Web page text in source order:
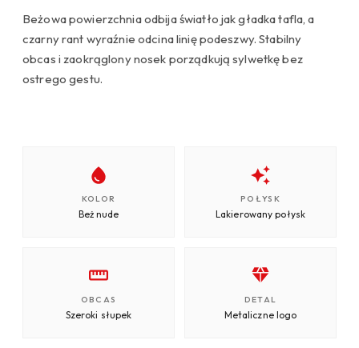
Beżowa powierzchnia odbija światło jak gładka tafla, a
czarny rant wyraźnie odcina linię podeszwy. Stabilny
obcas i zaokrąglony nosek porządkują sylwetkę bez
ostrego gestu.
KOLOR
Beż nude
POŁYSK
Lakierowany połysk
OBCAS
Szeroki słupek
DETAL
Metaliczne logo